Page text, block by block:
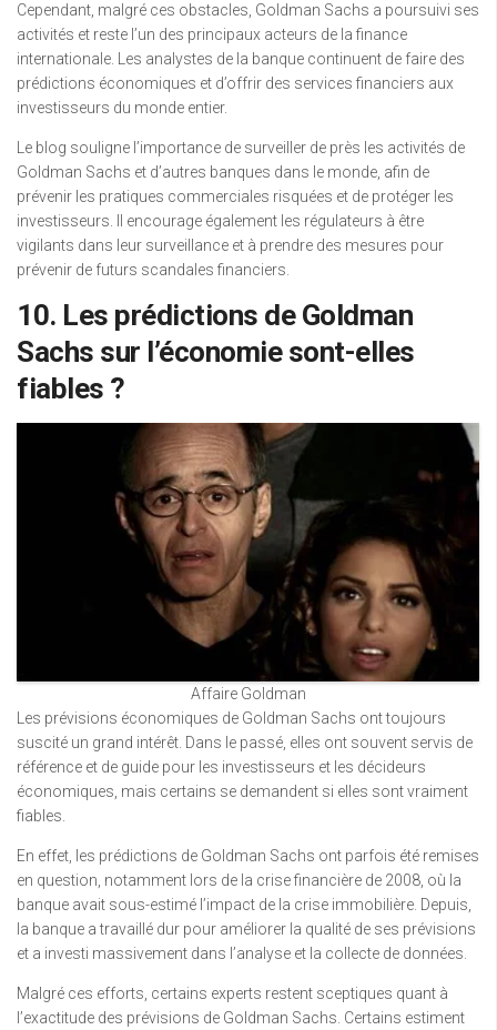
Cependant, malgré ces obstacles, Goldman Sachs a poursuivi ses
activités et reste l’un des principaux acteurs de la finance
internationale. Les analystes de la banque continuent de faire des
prédictions économiques et d’offrir des services financiers aux
investisseurs du monde entier.
Le blog souligne l’importance de surveiller de près les activités de
Goldman Sachs et d’autres banques dans le monde, afin de
prévenir les pratiques commerciales risquées et de protéger les
investisseurs. Il encourage également les régulateurs à être
vigilants dans leur surveillance et à prendre des mesures pour
prévenir de futurs scandales financiers.
10. Les prédictions de Goldman
Sachs sur l’économie sont-elles
fiables ?
Affaire Goldman
Les prévisions économiques de Goldman Sachs ont toujours
suscité un grand intérêt. Dans le passé, elles ont souvent servis de
référence et de guide pour les investisseurs et les décideurs
économiques, mais certains se demandent si elles sont vraiment
fiables.
En effet, les prédictions de Goldman Sachs ont parfois été remises
en question, notamment lors de la crise financière de 2008, où la
banque avait sous-estimé l’impact de la crise immobilière. Depuis,
la banque a travaillé dur pour améliorer la qualité de ses prévisions
et a investi massivement dans l’analyse et la collecte de données.
Malgré ces efforts, certains experts restent sceptiques quant à
l’exactitude des prévisions de Goldman Sachs. Certains estiment